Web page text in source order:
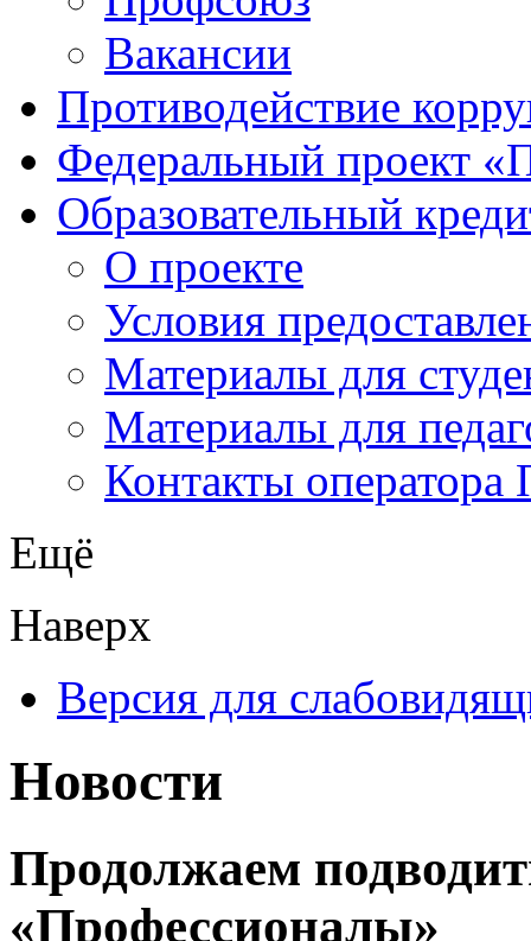
Вакансии
Противодействие
Федеральный проект
Образовательный
О проекте
Условия
Материалы для
Материалы для
Контакты оператора
Ещё
Наверх
Версия для
Новости
Продолжаем
«Профессионалы»